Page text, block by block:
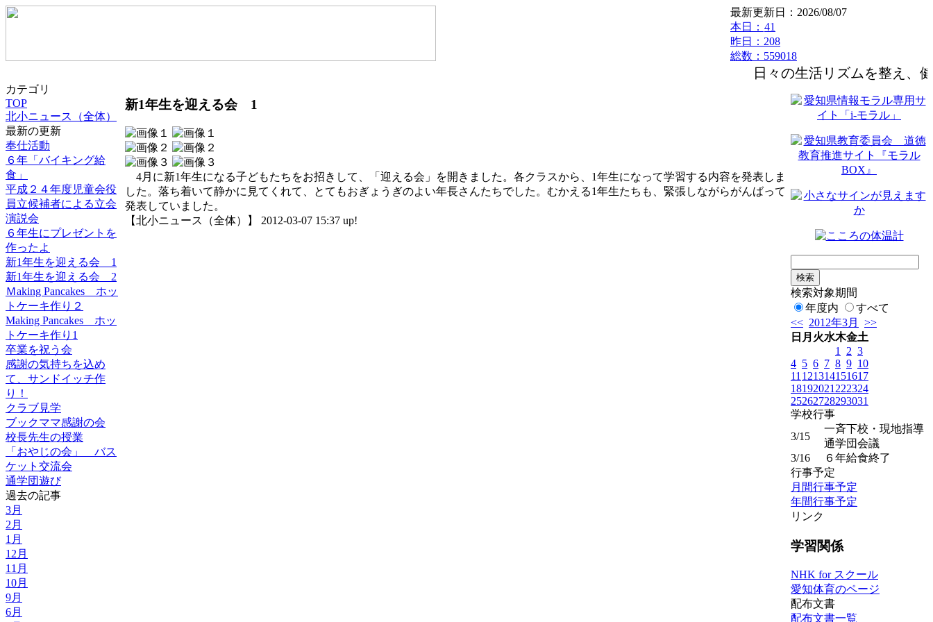
最新更新日：2026/08/07
本日： 41
昨日：208
総数：559018
日々の生活リズムを整え、
カテゴリ
TOP
北小ニュース（全体）
最新の更新
奉仕活動
６年「バイキング給
食」
平成２４年度児童会役
員立候補者による立会
演説会
６年生にプレゼントを
作ったよ
新1年生を迎える会 1
新1年生を迎える会 2
Ｍaking Pancakes ホッ
トケーキ作り２
Making Pancakes ホッ
トケーキ作り1
卒業を祝う会
感謝の気持ちを込め
て、サンドイッチ作
り！
クラブ見学
ブックママ感謝の会
校長先生の授業
「おやじの会」 バス
ケット交流会
通学団遊び
過去の記事
3月
2月
1月
12月
11月
10月
9月
6月
新1年生を迎える会 1
4月に新1年生になる子どもたちをお招きして、「迎える会」を開きました。各クラスから、1年生になって学習する内容を発表しま
した。落ち着いて静かに見てくれて、とてもおぎょうぎのよい年長さんたちでした。むかえる1年生たちも、緊張しながらがんばって
発表していました。
【北小ニュース（全体）】 2012-03-07 15:37 up!
検索対象期間
年度内
すべて
<< 2012年3月
>>
日 月 火水木金土
1
2 3
4 5 6 7 8 9 10
11 121314151617
18192021 222324
25262728293031
学校行事
3/15
一斉下校・現地指導
通学団会議
3/16
６年給食終了
行事予定
月間行事予定
年間行事予定
リンク
学習関係
NHK for スクール
愛知体育のページ
配布文書
配布文書一覧